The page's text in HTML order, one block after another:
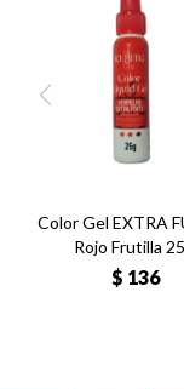
Color Gel EXTRA
Rojo Frutilla
$ 136